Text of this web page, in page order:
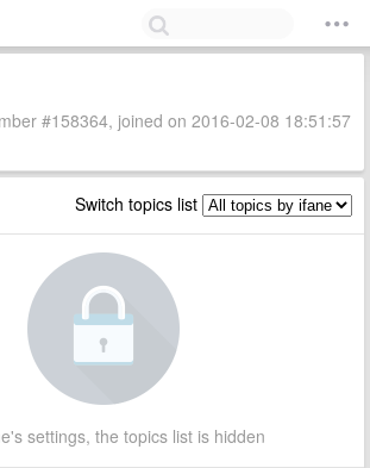
#158364, joined on 2016-02-08 18:51:57
Switch topics list
settings, the topics list is hidden